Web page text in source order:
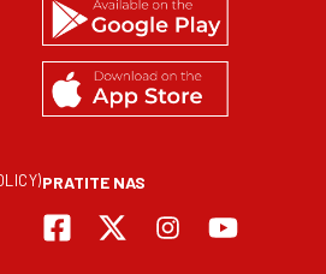
PRATITE NAS